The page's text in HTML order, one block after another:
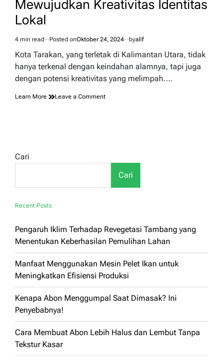
Mewujudkan Kreativitas Identitas
Lokal
Estimated
read
4 min read Posted onOktober 24, 2024 byalif
Kota Tarakan, yang terletak di Kalimantan Utara, tidak
hanya terkenal dengan keindahan alamnya, tapi juga
dengan potensi kreativitas yang melimpah.…
Learn More Leave a Commenton
Cari
Cari
Recent Posts
Pengaruh Iklim Terhadap Revegetasi Tambang yang
Menentukan Keberhasilan Pemulihan Lahan
Manfaat Menggunakan Mesin Pelet Ikan untuk
Meningkatkan Efisiensi Produksi
Kenapa Abon Menggumpal Saat Dimasak? Ini
Penyebabnya!
Cara Membuat Abon Lebih Halus dan Lembut Tanpa
Tekstur Kasar